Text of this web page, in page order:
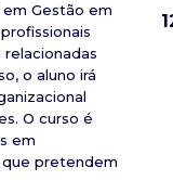
Gestão em
o aluno irá
O curso é
em
que pretendem